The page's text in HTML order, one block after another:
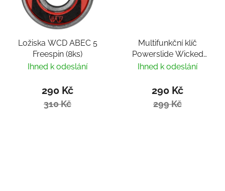
Ložiska WCD ABEC 5
Freespin (8ks)
Ihned k odeslání
290 Kč
310 Kč
Multifunkční klíč
Powerslide Wicked
Cross Skate Tool
Ihned k odeslání
290 Kč
299 Kč